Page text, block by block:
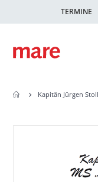
TERMINE
Kapitän Jürgen